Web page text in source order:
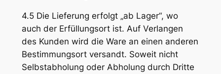
4.5 Die Lieferung erfolgt „ab Lager“, wo
auch der Erfüllungsort ist. Auf Verlangen
des Kunden wird die Ware an einen anderen
Bestimmungsort versandt. Soweit nicht
Selbstabholung oder Abholung durch Dritte